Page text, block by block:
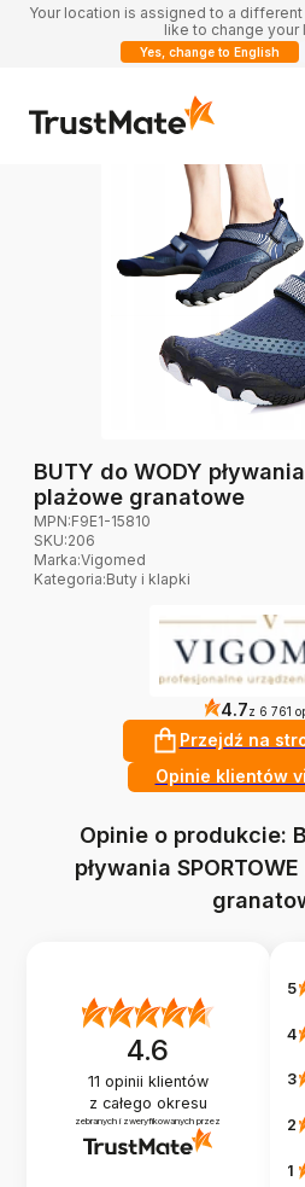
Your location is assigned to a
like to change your
Yes, change to English
BUTY do WODY
plażowe granatowe
MPN:F9E1-15810
SKU:206
Marka:Vigomed
Kategoria:Buty i klapki
4.7z 6 761
Przejdź na
Opinie klientów
Opinie o produkcie:
pływania
4.6
11 opinii klientów
z całego okresu
zebranych i zweryfikowanych przez
5
4
3
2
1